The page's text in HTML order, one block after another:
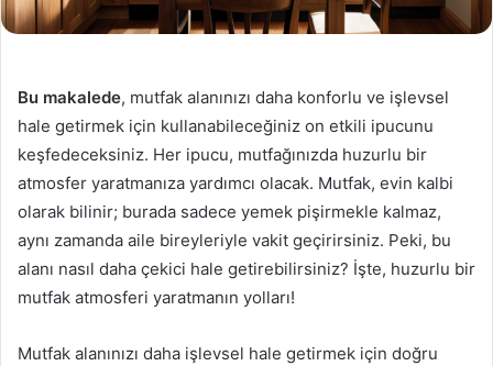
Bu makalede, mutfak alanınızı daha konforlu ve işlevsel
hale getirmek için kullanabileceğiniz on etkili ipucunu
keşfedeceksiniz. Her ipucu, mutfağınızda huzurlu bir
atmosfer yaratmanıza yardımcı olacak. Mutfak, evin kalbi
olarak bilinir; burada sadece yemek pişirmekle kalmaz,
aynı zamanda aile bireyleriyle vakit geçirirsiniz. Peki, bu
alanı nasıl daha çekici hale getirebilirsiniz? İşte, huzurlu bir
mutfak atmosferi yaratmanın yolları!
Mutfak alanınızı daha işlevsel hale getirmek için doğru